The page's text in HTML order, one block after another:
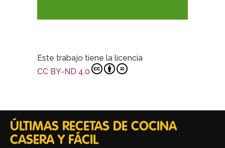
Este trabajo tiene la licencia
CC BY-ND 4.0
ÚLTIMAS RECETAS DE COCINA
CASERA Y FÁCIL